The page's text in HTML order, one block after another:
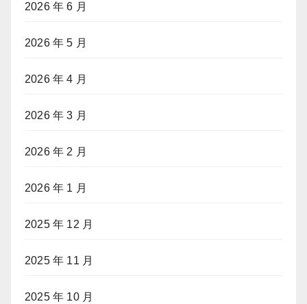
2026 年 6 月
2026 年 5 月
2026 年 4 月
2026 年 3 月
2026 年 2 月
2026 年 1 月
2025 年 12 月
2025 年 11 月
2025 年 10 月